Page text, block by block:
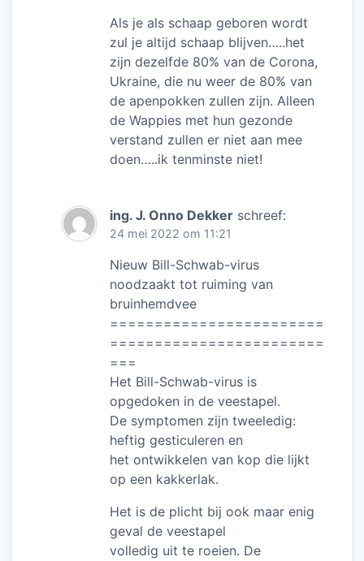
Als je als schaap geboren wordt
zul je altijd schaap blijven…..het
zijn dezelfde 80% van de Corona,
Ukraine, die nu weer de 80% van
de apenpokken zullen zijn. Alleen
de Wappies met hun gezonde
verstand zullen er niet aan mee
doen…..ik tenminste niet!
ing. J. Onno Dekker schreef:
24 mei 2022 om 11:21
Nieuw Bill-Schwab-virus
noodzaakt tot ruiming van
bruinhemdvee
========================
========================
===
Het Bill-Schwab-virus is
opgedoken in de veestapel.
De symptomen zijn tweeledig:
heftig gesticuleren en
het ontwikkelen van kop die lijkt
op een kakkerlak.
Het is de plicht bij ook maar enig
geval de veestapel
volledig uit te roeien. De